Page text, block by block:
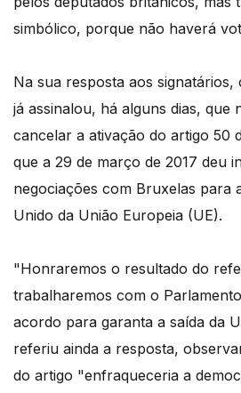
simbólico, porque não haverá
Na sua resposta aos
já assinalou, há alguns dias, que
cancelar a ativação do artigo 50
que a 29 de março de 2017 deu
negociações com Bruxelas para
Unido da União Europeia (UE).
"Honraremos o resultado do
trabalharemos com o
acordo para garanta a saída da
referiu ainda a resposta,
do artigo "enfraqueceria a